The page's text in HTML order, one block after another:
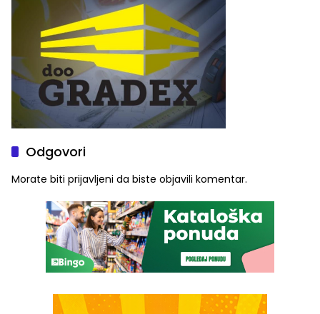
Odgovori
Morate biti prijavljeni da biste objavili komentar.